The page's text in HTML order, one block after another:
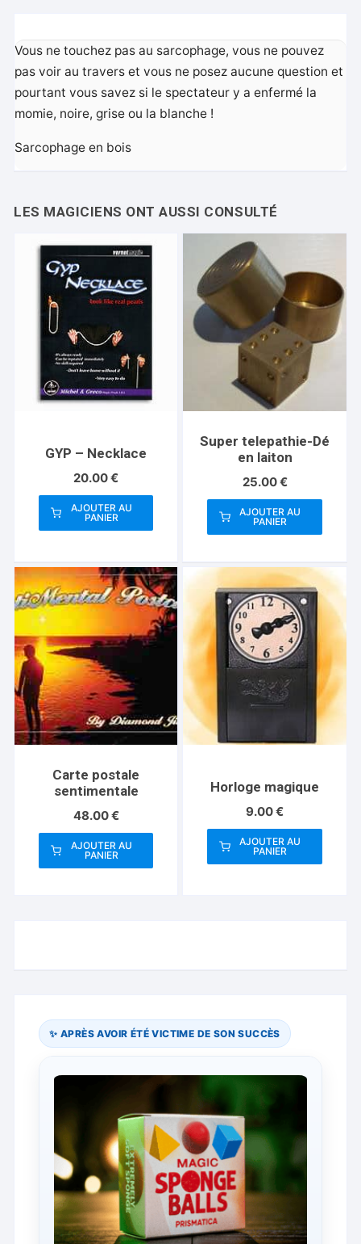
Vous ne touchez pas au sarcophage, vous ne pouvez
pas voir au travers et vous ne posez aucune question et
pourtant vous savez si le spectateur y a enfermé la
momie, noire, grise ou la blanche !
Sarcophage en bois
GYP – Necklace
20.00€
AJOUTER AU
PANIER
Super telepathie-Dé
en laiton
25.00€
AJOUTER AU
PANIER
Carte postale
sentimentale
48.00€
AJOUTER AU
PANIER
Horloge magique
9.00€
AJOUTER AU
PANIER
✨ APRÈS AVOIR ÉTÉ VICTIME DE SON SUCCÈS